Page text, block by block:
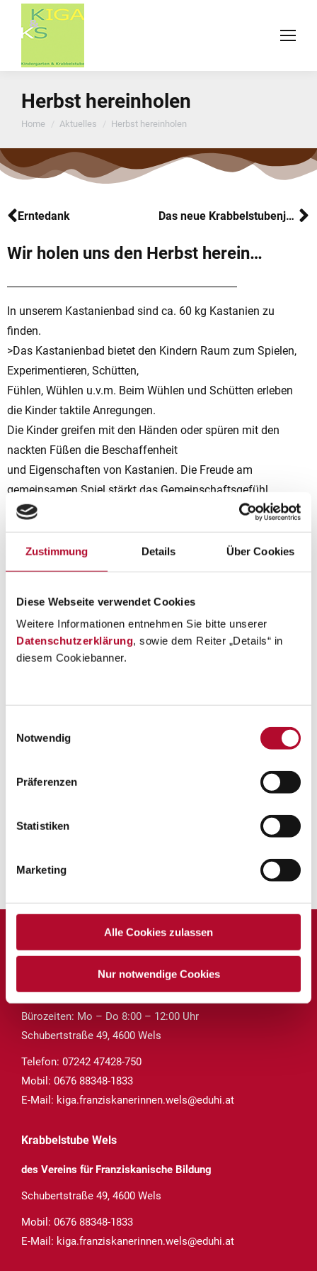
Zustimmung Details Über Cookies
Diese Webseite verwendet Cookies
Weitere Informationen entnehmen Sie bitte unserer
Datenschutzerklärung, sowie dem Reiter „Details“ in
diesem Cookiebanner.
Notwendig
Präferenzen
Statistiken
Marketing
Alle Cookies zulassen
Nur notwendige Cookies
Herbst hereinholen
You are here:
Home Aktuelles Herbst hereinholen
Erntedank Das neue Krabbelstubenjahr…
Wir holen uns den Herbst herein…
In unserem Kastanienbad sind ca. 60 kg Kastanien zu
finden.
>Das Kastanienbad bietet den Kindern Raum zum Spielen,
Experimentieren, Schütten,
Fühlen, Wühlen u.v.m. Beim Wühlen und Schütten erleben
die Kinder taktile Anregungen.
Die Kinder greifen mit den Händen oder spüren mit den
nackten Füßen die Beschaffenheit
und Eigenschaften von Kastanien. Die Freude am
gemeinsamen Spiel stärkt das Gemeinschaftsgefühl.
Mathematische Grunderfahrungen werden gemacht (der
Kübel ist voll/halbvoll/leer). Beim Stehen im Kastanienbad
wird der Gleichgewichtssinn gefördert. Eigene Gefühle
können zum Ausdruck gebracht werden (vor Freude
Zurück zur Übersicht
Kindergarten Wels
des Vereins für Franziskanische Bildung
Bürozeiten: Mo – Do 8:00 – 12:00 Uhr
Schubertstraße 49, 4600 Wels
Telefon: 07242 47428-750
Mobil: 0676 88348-1833
E-Mail: kiga.franziskanerinnen.wels@eduhi.at
Krabbelstube Wels
des Vereins für Franziskanische Bildung
Schubertstraße 49, 4600 Wels
Mobil: 0676 88348-1833
E-Mail: kiga.franziskanerinnen.wels@eduhi.at